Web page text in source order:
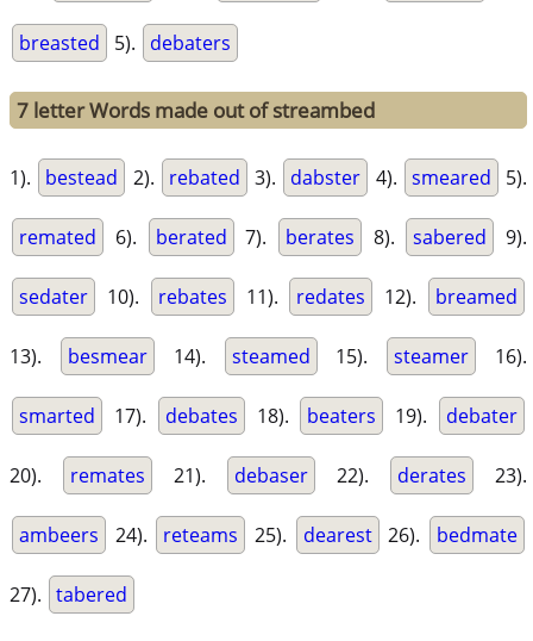
breasted 5). debaters
7 letter Words made out of streambed
1). bestead 2). rebated 3). dabster 4). smeared 5).
remated 6). berated 7). berates 8). sabered 9).
sedater 10). rebates 11). redates 12). breamed
13). besmear 14). steamed 15). steamer 16).
smarted 17). debates 18). beaters 19). debater
20). remates 21). debaser 22). derates 23).
ambeers 24). reteams 25). dearest 26). bedmate
27). tabered